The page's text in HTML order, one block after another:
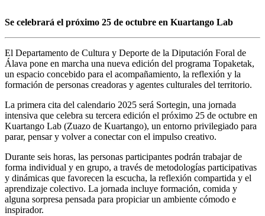
Se celebrará el próximo 25 de octubre en Kuartango Lab
El Departamento de Cultura y Deporte de la Diputación Foral de
Álava pone en marcha una nueva edición del programa Topaketak,
un espacio concebido para el acompañamiento, la reflexión y la
formación de personas creadoras y agentes culturales del territorio.
La primera cita del calendario 2025 será Sortegin, una jornada
intensiva que celebra su tercera edición el próximo 25 de octubre en
Kuartango Lab (Zuazo de Kuartango), un entorno privilegiado para
parar, pensar y volver a conectar con el impulso creativo.
Durante seis horas, las personas participantes podrán trabajar de
forma individual y en grupo, a través de metodologías participativas
y dinámicas que favorecen la escucha, la reflexión compartida y el
aprendizaje colectivo. La jornada incluye formación, comida y
alguna sorpresa pensada para propiciar un ambiente cómodo e
inspirador.